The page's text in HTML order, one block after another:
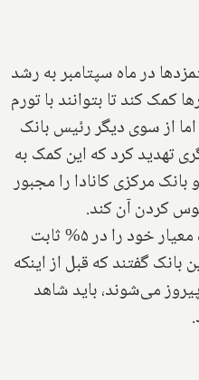
در ماه سپتامبر به رشد
کمک کند تا بتوانند با تورم
اما از سوی دیگر رئیس بانک
تهدید کرد که این کمک به
مرکزی کانادا را مجبور
کردن آن کند.
این بانک در ۶ سپتامبر نرخ بهره معیار خود را در ۵% ثابت
بانک گفتند که قبل از اینکه
می‌شوند، باید شاهد